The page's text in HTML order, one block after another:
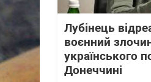
Лубінець
воєнний
українського
Донеччині